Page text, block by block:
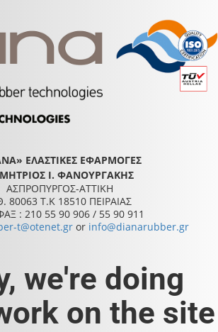
ΕΛΑΣΤΙΚΕΣ ΕΦΑΡΜΟΓΕΣ
Ι. ΦΑΝΟΥΡΓΑΚΗΣ
ΑΣΠΡΟΠΥΡΓΟΣ-ΑΤΤΙΚΗ
80063 Τ.Κ 18510 ΠΕΙΡΑΙΑΣ
: 210 55 90 906 / 55 90 911
t@otenet.gror info@dianarubber.gr
we're doing
on the site